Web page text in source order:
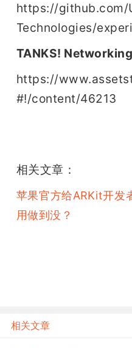
https://github.com/
Technologies/
TANKS!
https://
#!/content/46213
相关文章：
苹果官方给ARKit开发
用做到没？
相关文章